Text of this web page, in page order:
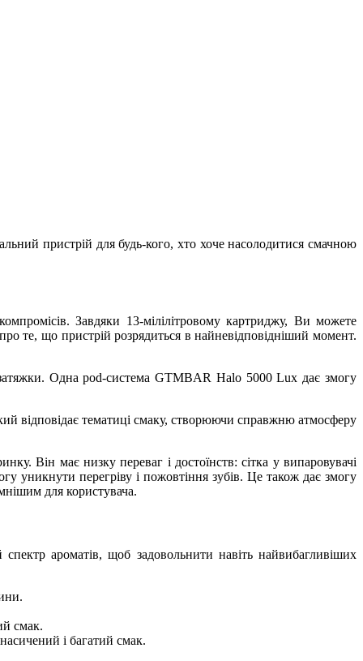
пристрій для будь-кого, хто хоче насолодитися смачною
Завдяки 13-мілілітровому картриджу, Ви можете
те, що пристрій розрядиться в найневідповідніший момент.
Одна pod-система GTMBAR Halo 5000 Lux дає змогу
відповідає тематиці смаку, створюючи справжню атмосферу
Він має низку переваг і достоїнств: сітка у випаровувачі
уникнути перегріву і пожовтіння зубів. Це також дає змогу
для користувача.
ароматів, щоб задовольнити навіть найвибагливіших
смак.
і багатий смак.